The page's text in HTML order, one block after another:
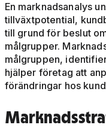
En marknadsanalys
tillväxtpotential,
till grund för beslut
målgrupper.
målgruppen,
hjälper företag att
förändringar hos